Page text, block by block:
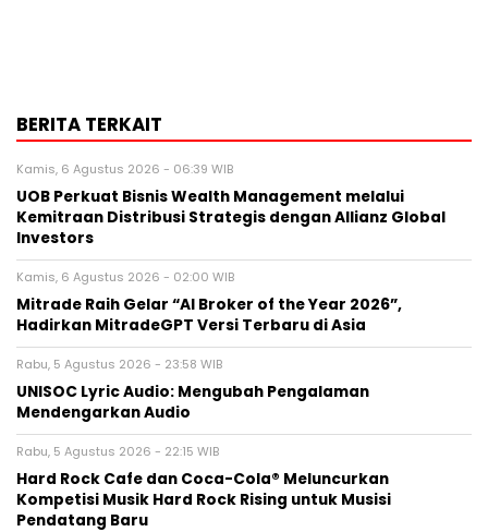
BERITA TERKAIT
Kamis, 6 Agustus 2026 - 06:39 WIB
UOB Perkuat Bisnis Wealth Management melalui
Kemitraan Distribusi Strategis dengan Allianz Global
Investors
Kamis, 6 Agustus 2026 - 02:00 WIB
Mitrade Raih Gelar “AI Broker of the Year 2026”,
Hadirkan MitradeGPT Versi Terbaru di Asia
Rabu, 5 Agustus 2026 - 23:58 WIB
UNISOC Lyric Audio: Mengubah Pengalaman
Mendengarkan Audio
Rabu, 5 Agustus 2026 - 22:15 WIB
Hard Rock Cafe dan Coca-Cola® Meluncurkan
Kompetisi Musik Hard Rock Rising untuk Musisi
Pendatang Baru